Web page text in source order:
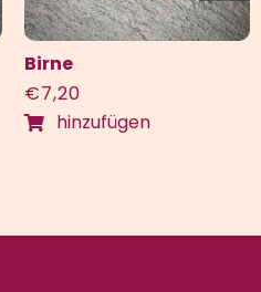
Birne
€7,20
hinzufügen